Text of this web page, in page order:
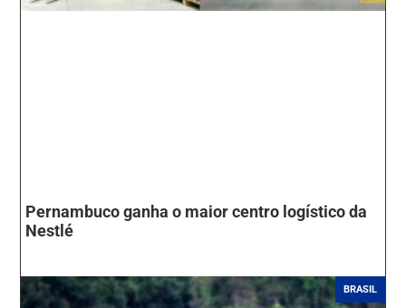
Pernambuco ganha o maior centro logístico da
Nestlé
BRASIL